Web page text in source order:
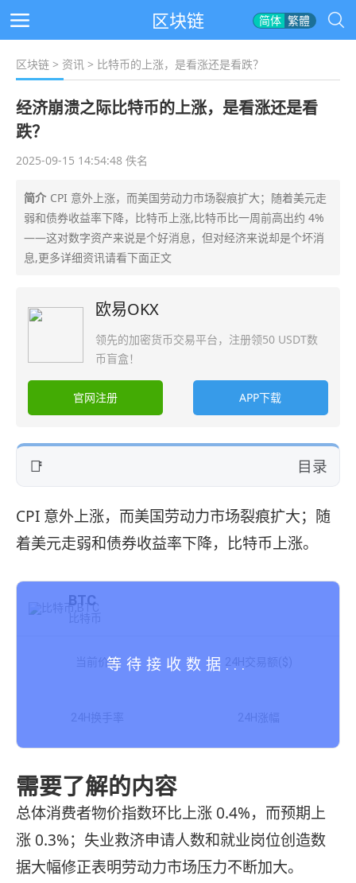
区块链 简体 繁體
区块链 > 资讯 > 比特币的上涨，是看涨还是看跌？
经济崩溃之际比特币的上涨，是看涨还是看
跌？
2025-09-15 14:54:48 佚名
简介 CPI 意外上涨，而美国劳动力市场裂痕扩大；随着美元走
弱和债券收益率下降，比特币上涨,比特币比一周前高出约 4%
——这对数字资产来说是个好消息，但对经济来说却是个坏消
息,更多详细资讯请看下面正文
欧易OKX
领先的加密货币交易平台，注册领50 USDT数
币盲盒！
官网注册 APP下载
目录
CPI 意外上涨，而美国劳动力市场裂痕扩大；随
着美元走弱和债券收益率下降，比特币上涨。
BTC
比特币
当前价格 24H交易额($)
24H换手率 24H涨幅
需要了解的内容
总体消费者物价指数环比上涨 0.4%，而预期上
涨 0.3%；失业救济申请人数和就业岗位创造数
据大幅修正表明劳动力市场压力不断加大。